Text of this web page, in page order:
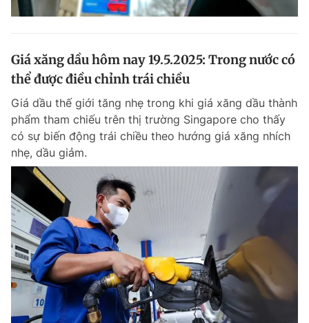
Đặt báo Quảng cáo RSS Tòa soạn Chính sách bảo
Phó tổng biên tập: Lâm Hiếu Dũng
Phó tổng biên tập: Trần Việt Hưng
Tổng thư ký tòa soạn: Đức Trung
Giấy phép xuất bản số 110/GP - BTTTT cấp ngày 24.3.2020
© 2003-2026 Bản quyền thuộc về Báo Thanh Niên. Cấm sao chép
dưới mọi hình thức nếu không có sự chấp thuận bằng văn bản.
Phát triển bởi ePi Technologies, JSC.
Giá xăng dầu hôm nay 19.5.2025: Trong nước có
thể được điều chỉnh trái chiều
Giá dầu thế giới tăng nhẹ trong khi giá xăng dầu thành
phẩm tham chiếu trên thị trường Singapore cho thấy
có sự biến động trái chiều theo hướng giá xăng nhích
nhẹ, dầu giảm.